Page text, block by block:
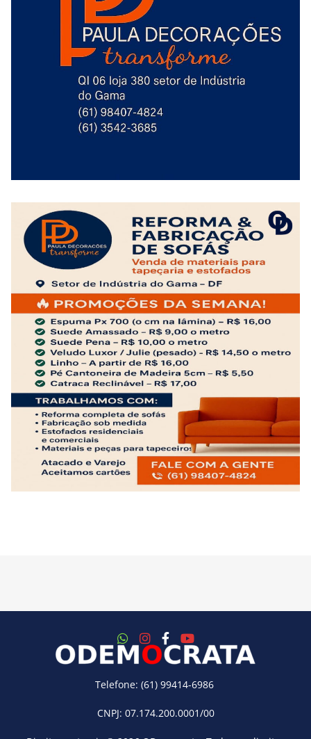
Telefone: (61) 99414-6986
CNPJ: 07.174.200.0001/00